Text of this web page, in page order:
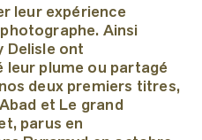
leur expérience
Ainsi
Delisle ont
plume ou partagé
deux premiers titres,
et Le grand
parus en